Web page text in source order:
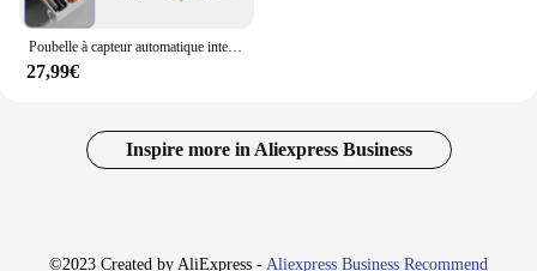
Poubelle à capteur automatique intelligente pour HOKitchen, poubelle de luxe, panier à ordures intelligent étroit, salon familial, mode
27,99€
Inspire more in Aliexpress Business
©2023 Created by AliExpress - Aliexpress Business Recommend